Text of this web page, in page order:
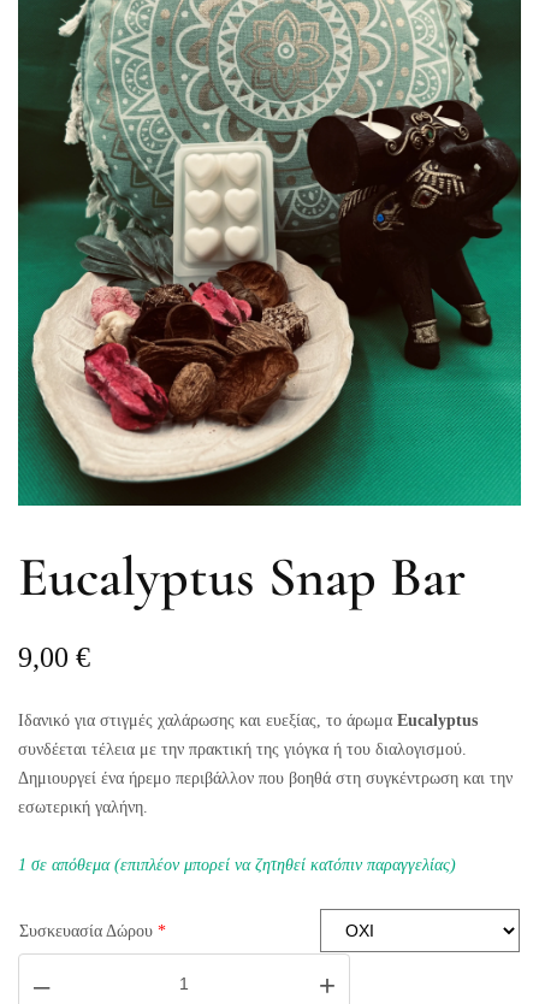
Eucalyptus Snap Bar
9,00 €
Ιδανικό για στιγμές χαλάρωσης και ευεξίας, το άρωμα Eucalyptus
συνδέεται τέλεια με την πρακτική της γιόγκα ή του διαλογισμού.
Δημιουργεί ένα ήρεμο περιβάλλον που βοηθά στη συγκέντρωση και την
εσωτερική γαλήνη.
1 σε απόθεμα (επιπλέον μπορεί να ζητηθεί κατόπιν παραγγελίας)
Συσκευασία Δώρου *
–
Eucalyptus
Snap
+